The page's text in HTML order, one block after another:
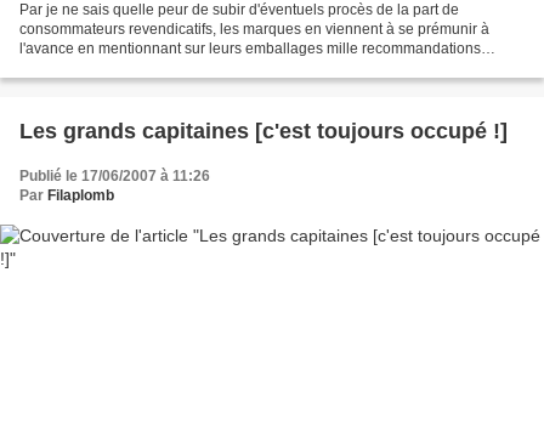
Par je ne sais quelle peur de subir d'éventuels procès de la part de
consommateurs revendicatifs, les marques en viennent à se prémunir à
l'avance en mentionnant sur leurs emballages mille recommandations
Les grands capitaines [c'est toujours occupé !]
Publié le 17/06/2007 à 11:26
Par Filaplomb